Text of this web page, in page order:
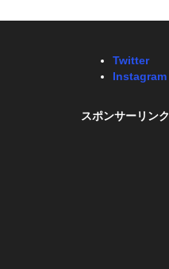
Twitter
Instagram
スポンサーリンク